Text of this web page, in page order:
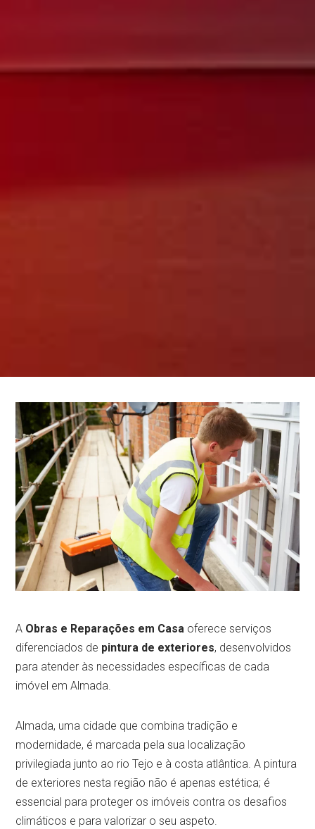
A Obras e Reparações em Casa oferece serviços
diferenciados de pintura de exteriores, desenvolvidos
para atender às necessidades específicas de cada
imóvel em Almada.
Almada, uma cidade que combina tradição e
modernidade, é marcada pela sua localização
privilegiada junto ao rio Tejo e à costa atlântica. A pintura
de exteriores nesta região não é apenas estética; é
essencial para proteger os imóveis contra os desafios
climáticos e para valorizar o seu aspeto.